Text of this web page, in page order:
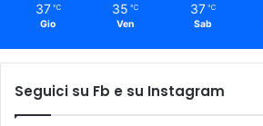
37 ℃
Gio
35 ℃
Ven
37 ℃
Sab
Seguici su Fb e su Instagram